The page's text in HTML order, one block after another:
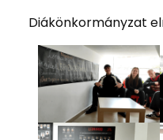
Diákönkormányzat